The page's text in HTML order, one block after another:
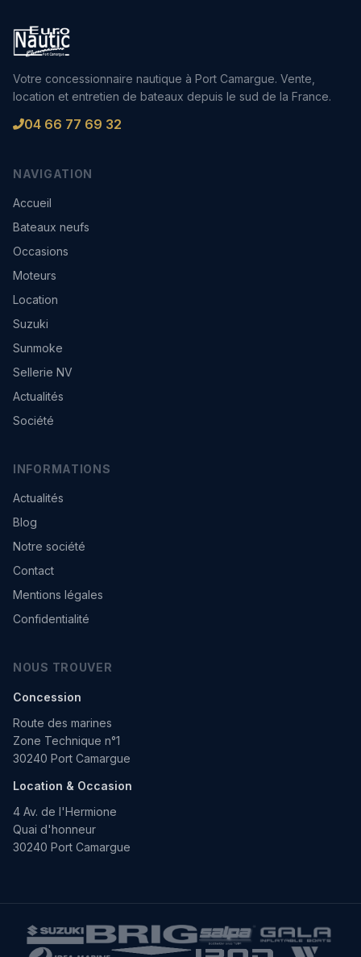
Votre concessionnaire nautique à Port Camargue. Vente,
location et entretien de bateaux depuis le sud de la France.
04 66 77 69 32
NAVIGATION
Accueil
Bateaux neufs
Occasions
Moteurs
Location
Suzuki
Sunmoke
Sellerie NV
Actualités
Société
INFORMATIONS
Actualités
Blog
Notre société
Contact
Mentions légales
Confidentialité
NOUS TROUVER
Concession
Route des marines
Zone Technique n°1
30240 Port Camargue
Location & Occasion
4 Av. de l'Hermione
Quai d'honneur
30240 Port Camargue